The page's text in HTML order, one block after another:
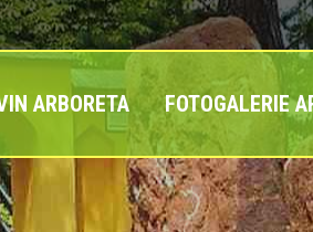
ARBORETA FOTOGALERIE